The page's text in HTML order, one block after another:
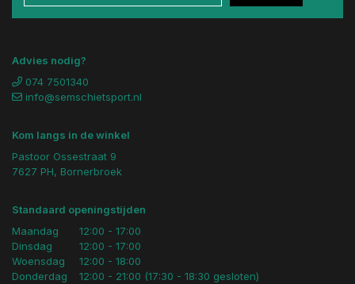
Advies nodig?
074 7501340
info@semschietsport.nl
Kom langs in de winkel
Pastoor Ossestraat 9
7627 PH, Bornerbroek
Standaard openingstijden
Maandag
Dinsdag
Woensdag
Donderdag
12:00 - 17:00
12:00 - 17:00
12:00 - 18:00
12:00 - 21:00 (17:30 - 18:30 gesloten)